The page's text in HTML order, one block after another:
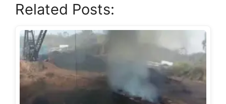
at
s
A
p
p
c
e
b
o
o
k
e
gr
a
m
y
n
e
Related Posts: